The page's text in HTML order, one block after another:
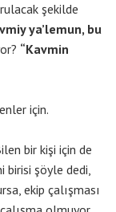
şekilde
ya’lemun, bu
“Kavmin
için.
bir kişi için de
birisi şöyle dedi,
ekip çalışması